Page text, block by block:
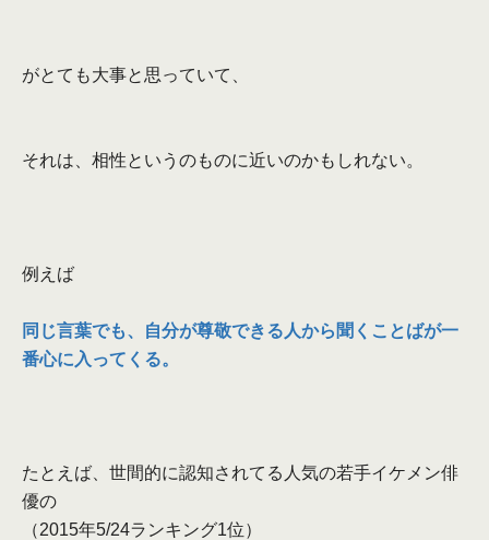
がとても大事と思っていて、
それは、相性というのものに近いのかもしれない。
例えば
同じ言葉でも、
自分が尊敬できる人から聞くことばが一
番心に入ってくる。
たとえば、世間的に認知されてる人気の若手イケメン俳
優の
（2015年5/24ランキング1位）